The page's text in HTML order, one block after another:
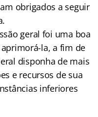
obrigados a seguir
geral foi uma boa
la, a fim de
disponha de mais
e recursos de sua
inferiores